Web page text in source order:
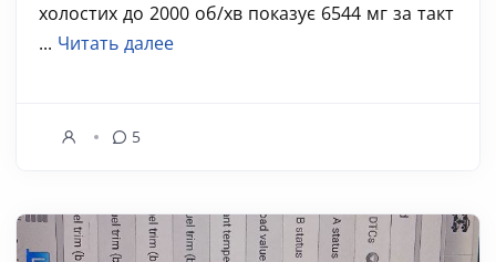
холостих до 2000 об/хв показує 6544 мг за такт
... Читать далее
5